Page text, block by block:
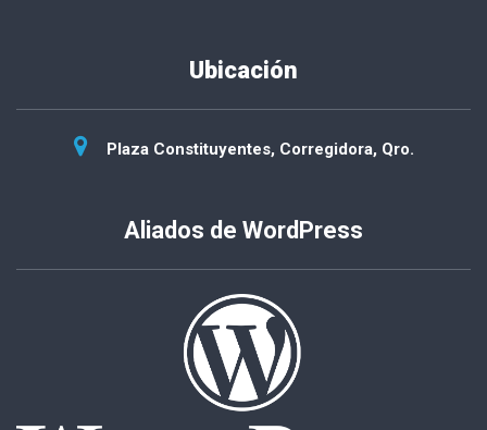
Ubicación
Plaza Constituyentes, Corregidora, Qro.
Aliados de WordPress